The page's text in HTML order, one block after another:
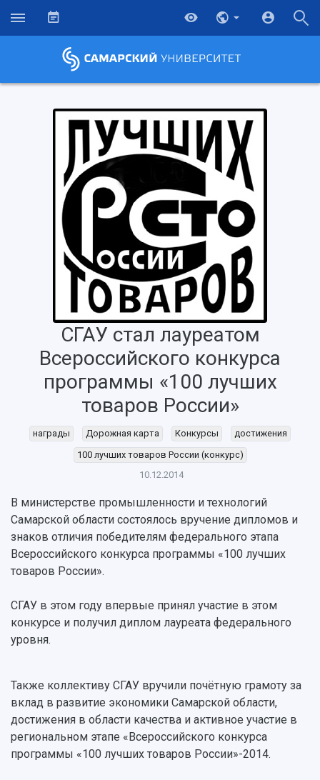
Об университете
Ключевые факты
Рейтинги
Наблюдательный совет
Попечительский совет
Ученый совет
Кадровый резерв
Персоналии
Сотрудники и преподаватели
Заслуженные деятели
Новости
Главные новости
Бортжурнал
Объявления
СМИ об университете
Пресс-центр
Газета "Самарский университет"
Мы в соцсетях
Мультимедиа
Образование
Почему я выбираю Самарский университет?
Абитуриенту
Бакалавриат и специалитет
Аспирантура
Институты и факультеты
Образовательные программы
Профессорско-преподавательский состав
Расписание занятий
Научно-исследовательская деятельность
Основные научные направления
Научные школы и ведущие научные коллективы
Диссертационные советы
Конкурс на замещение должностей научных
Аспирантура и докторантура
Справочные материалы
Научная инфраструктура
СГАУ стал лауреатом
Всероссийского конкурса
программы «100 лучших
товаров России»
награды Дорожная карта Конкурсы
достижения
100 лучших товаров России (конкурс)
10.12.2014
В министерстве промышленности и технологий
Самарской области состоялось вручение дипломов и
знаков отличия победителям федерального этапа
Всероссийского конкурса программы «100 лучших
товаров России».
СГАУ в этом году впервые принял участие в этом
конкурсе и получил диплом лауреата федерального
уровня.
Также коллективу СГАУ вручили почётную грамоту за
вклад в развитие экономики Самарской области,
достижения в области качества и активное участие в
региональном этапе «Всероссийского конкурса
программы «100 лучших товаров России»-2014.